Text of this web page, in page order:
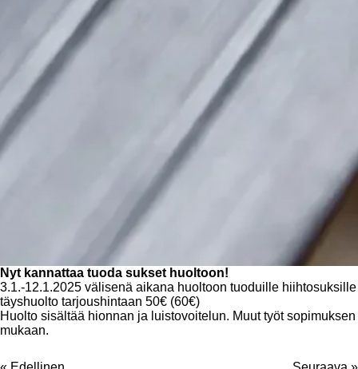
Nyt kannattaa tuoda sukset huoltoon!
3.1.-12.1.2025 välisenä aikana huoltoon tuoduille hiihtosuksille
täyshuolto tarjoushintaan 50€ (60€)
Huolto sisältää hionnan ja luistovoitelun. Muut työt sopimuksen
mukaan.